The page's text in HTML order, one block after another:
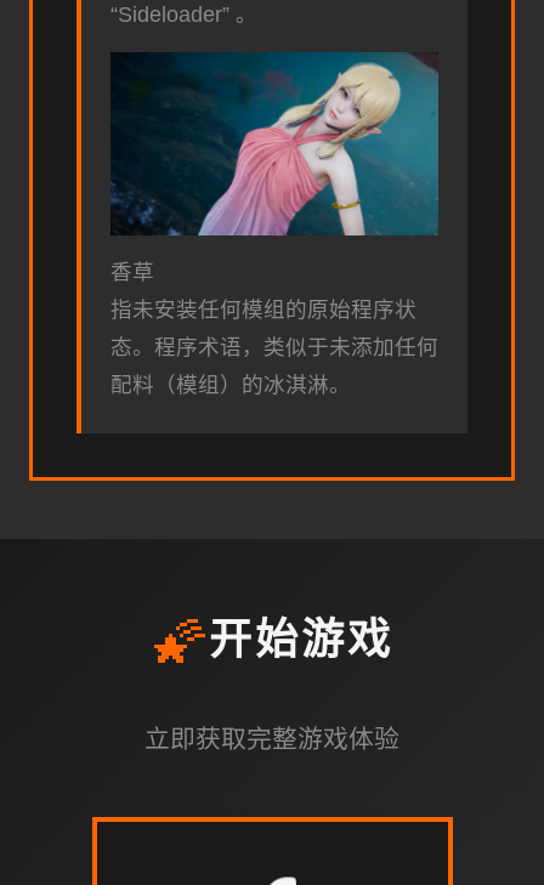
“Sideloader” 。
香草
指未安装任何模组的原始程序状
态。程序术语，类似于未添加任何
配料（模组）的冰淇淋。
🌠开始游戏
立即获取完整游戏体验